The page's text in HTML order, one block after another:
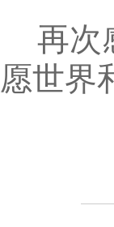
再次
愿世界